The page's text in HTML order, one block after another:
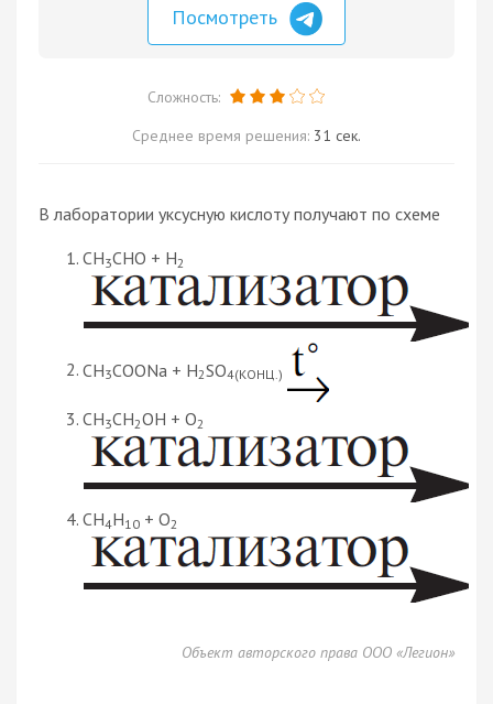
Посмотреть
Сложность:
Среднее время решения: 31 сек.
В лаборатории уксусную кислоту получают по схеме
CH3CHO + H2
CH3COONa + H2SO4(КОНЦ.)
CH3CH2OH + O2
CH4H10 + O2
Объект авторского права ООО «Легион»